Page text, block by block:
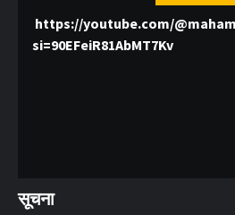
https://youtube.com/
si=90EFeiR81AbMT7Kv
सूचना